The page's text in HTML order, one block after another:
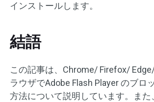
インストールします。
結語
この記事は、Chrome/ Firefox/
ラウザでAdob​​e Flash Player のブロ
方法について説明しています。また